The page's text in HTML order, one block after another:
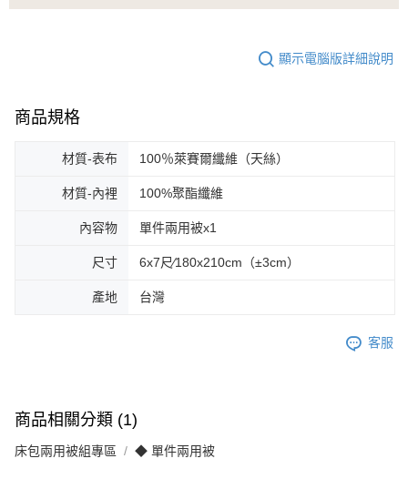
顯示電腦版詳細說明
商品規格
材質-表布 100％萊賽爾纖維（天絲）
材質-內裡 100%聚酯纖維
內容物 單件兩用被x1
尺寸 6x7尺∕180x210cm（±3cm）
產地 台灣
客服
商品相關分類 (1)
床包兩用被組專區 ◆ 單件兩用被